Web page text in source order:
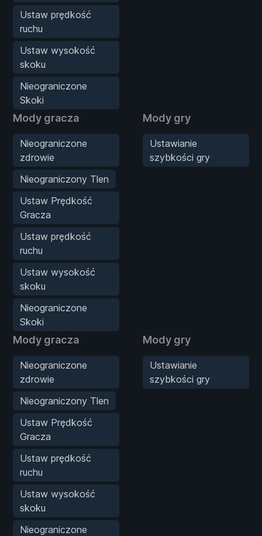
Ustaw prędkość
ruchu
Ustaw wysokość
skoku
Nieograniczone
Skoki
Mody gracza
Nieograniczone
zdrowie
Nieograniczony Tlen
Ustaw Prędkość
Gracza
Ustaw prędkość
ruchu
Ustaw wysokość
skoku
Nieograniczone
Skoki
Mody gry
Ustawianie
szybkości gry
Mody gracza
Nieograniczone
zdrowie
Nieograniczony Tlen
Ustaw Prędkość
Gracza
Ustaw prędkość
ruchu
Ustaw wysokość
skoku
Nieograniczone
Mody gry
Ustawianie
szybkości gry